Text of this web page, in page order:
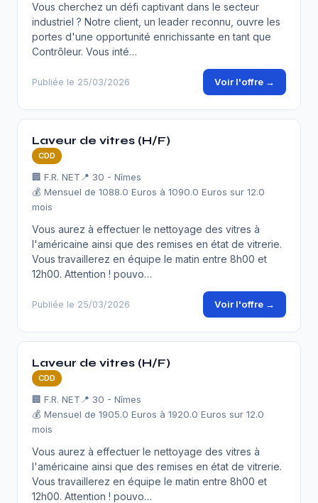
Vous cherchez un défi captivant dans le secteur
industriel ? Notre client, un leader reconnu, ouvre les
portes d'une opportunité enrichissante en tant que
Contrôleur. Vous inté…
Publiée le 25/03/2026 Voir l'offre →
Laveur de vitres (H/F)
CDD
🏢 F.R. NET 📍 30 - Nîmes
💰 Mensuel de 1088.0 Euros à 1090.0 Euros sur 12.0
mois
Vous aurez à effectuer le nettoyage des vitres à
l'américaine ainsi que des remises en état de vitrerie.
Vous travaillerez en équipe le matin entre 8h00 et
12h00. Attention ! pouvo…
Publiée le 25/03/2026 Voir l'offre →
Laveur de vitres (H/F)
CDD
🏢 F.R. NET 📍 30 - Nîmes
💰 Mensuel de 1905.0 Euros à 1920.0 Euros sur 12.0
mois
Vous aurez à effectuer le nettoyage des vitres à
l'américaine ainsi que des remises en état de vitrerie.
Vous travaillerez en équipe le matin entre 8h00 et
12h00. Attention ! pouvo…